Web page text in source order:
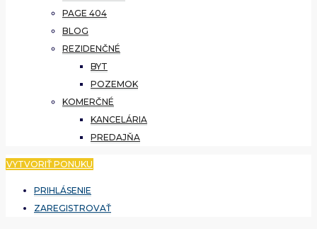
PAGE 404
BLOG
REZIDENČNÉ
BYT
POZEMOK
KOMERČNÉ
KANCELÁRIA
PREDAJŇA
VYTVORIŤ PONUKU
PRIHLÁSENIE
ZAREGISTROVAŤ